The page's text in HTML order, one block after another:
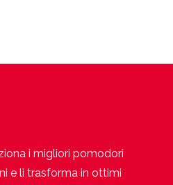
i migliori pomodori
e li trasforma in ottimi